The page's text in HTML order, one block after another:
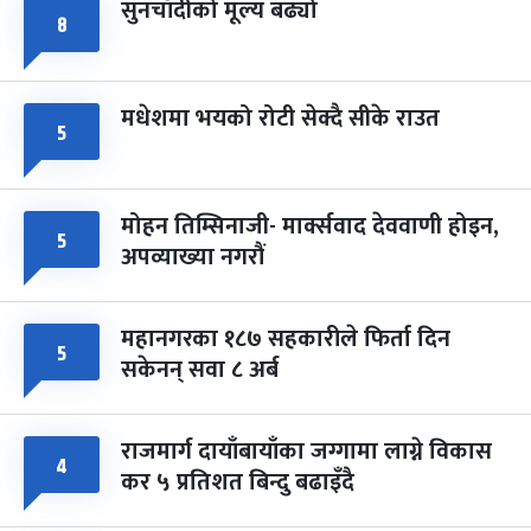
८ सुनचाँदीको मूल्य बढ्यो
५ मधेशमा भयको रोटी सेक्दै सीके राउत
५ मोहन तिम्सिनाजी- मार्क्सवाद देववाणी होइन,
अपव्याख्या नगरौं
५ महानगरका १८७ सहकारीले फिर्ता दिन
सकेनन् सवा ८ अर्ब
४ राजमार्ग दायाँबायाँका जग्गामा लाग्ने विकास
कर ५ प्रतिशत बिन्दु बढाइँदै